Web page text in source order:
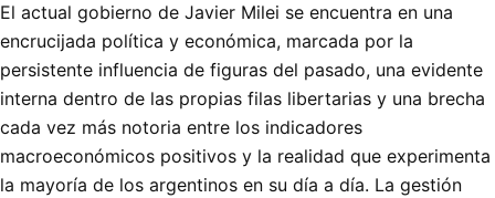
El actual gobierno de Javier Milei se encuentra en una
encrucijada política y económica, marcada por la
persistente influencia de figuras del pasado, una evidente
interna dentro de las propias filas libertarias y una brecha
cada vez más notoria entre los indicadores
macroeconómicos positivos y la realidad que experimenta
la mayoría de los argentinos en su día a día. La gestión